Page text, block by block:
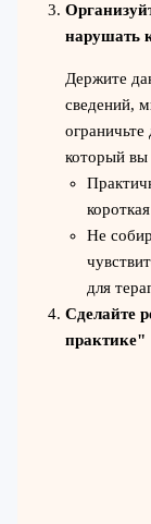
нарушать
Держите
сведений,
который вы
Не
для
Сделайте
практике"